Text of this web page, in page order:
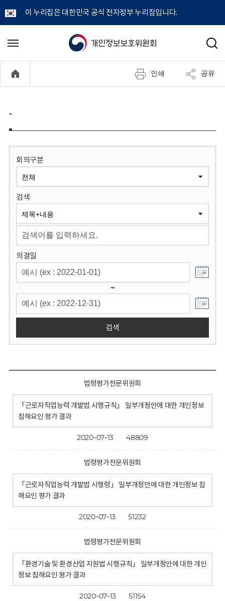
이 누리집은 대한민국 공식 전자정부 누리집입니다.
개
정
보
원
회
메
기
검
인쇄 공유
-
회의구분
검색
의결일
~
검색
법령평가전문위원회
「근로자직업능력 개발법 시행규칙」 일부개정안에 대한 개인정보
침해요인 평가 결과
2020-07-13 48809
법령평가전문위원회
「근로자직업능력 개발법 시행령」 일부개정안에 대한 개인정보 침
해요인 평가 결과
2020-07-13 51232
법령평가전문위원회
「환경기술 및 환경산업 지원법 시행규칙」 일부개정안에 대한 개인
정보 침해요인 평가 결과
2020-07-13 51154